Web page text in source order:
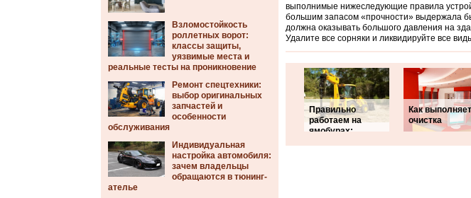
Взломостойкость
роллетных ворот:
классы защиты,
уязвимые места и
реальные тесты на проникновение
Ремонт спецтехники:
выбор оригинальных
запчастей и
особенности
обслуживания
Индивидуальная
настройка автомобиля:
зачем владельцы
обращаются в тюнинг-
ателье
выполнимые нижеследующие правила
большим запасом «прочности» выдержала
должна оказывать большого давления на
Удалите все сорняки и ликвидируйте все
Правильно
работаем на
ямобурах:
Как
очистка